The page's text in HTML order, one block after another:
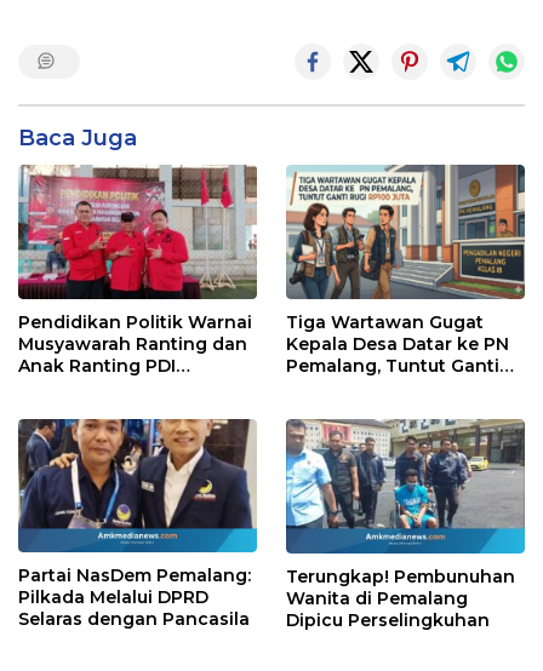
Baca Juga
Pendidikan Politik Warnai
Musyawarah Ranting dan
Anak Ranting PDI
Tiga Wartawan Gugat
Kepala Desa Datar ke PN
Pemalang, Tuntut Ganti
Partai NasDem Pemalang:
Pilkada Melalui DPRD
Selaras dengan Pancasila
Terungkap! Pembunuhan
Wanita di Pemalang
Dipicu Perselingkuhan